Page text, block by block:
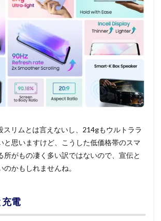
スリムとは言えないし、214gもウルトララ
と思いますけど、こうした低価格帯のスマ
所がもの凄く多い訳ではないので、宣伝と
のかもしれませんね。
電